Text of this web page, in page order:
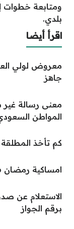
ومتابعة
بلدي.
اقرأ أيضا
معروض لولي
جاهز
معنى رسالة
المواطن
كم تأخذ
امساكية رمضان 2026 – 1447 الاحساء
الاستعلام عن
برقم الجواز